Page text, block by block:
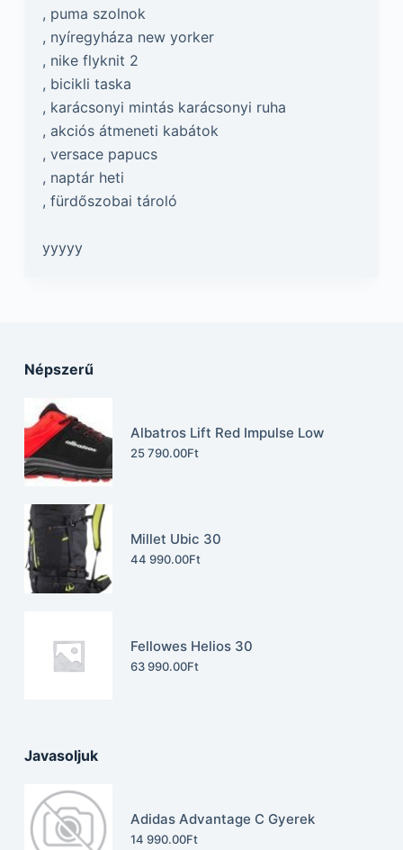
, puma szolnok
, nyíregyháza new yorker
, nike flyknit 2
, bicikli taska
, karácsonyi mintás karácsonyi ruha
, akciós átmeneti kabátok
, versace papucs
, naptár heti
, fürdőszobai tároló
yyyyy
Népszerű
Albatros Lift Red Impulse Low
25 790.00Ft
Millet Ubic 30
44 990.00Ft
Fellowes Helios 30
63 990.00Ft
Javasoljuk
Adidas Advantage C Gyerek
14 990.00Ft